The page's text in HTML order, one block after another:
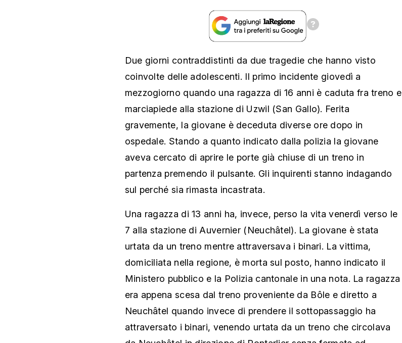
Due giorni contraddistinti da due tragedie che hanno visto
coinvolte delle adolescenti. Il primo incidente giovedì a
mezzogiorno quando una ragazza di 16 anni è caduta fra treno e
marciapiede alla stazione di Uzwil (San Gallo). Ferita
gravemente, la giovane è deceduta diverse ore dopo in
ospedale. Stando a quanto indicato dalla polizia la giovane
aveva cercato di aprire le porte già chiuse di un treno in
partenza premendo il pulsante. Gli inquirenti stanno indagando
sul perché sia rimasta incastrata.
Una ragazza di 13 anni ha, invece, perso la vita venerdì verso le
7 alla stazione di Auvernier (Neuchâtel). La giovane è stata
urtata da un treno mentre attraversava i binari. La vittima,
domiciliata nella regione, è morta sul posto, hanno indicato il
Ministero pubblico e la Polizia cantonale in una nota. La ragazza
era appena scesa dal treno proveniente da Bôle e diretto a
Neuchâtel quando invece di prendere il sottopassaggio ha
attraversato i binari, venendo urtata da un treno che circolava